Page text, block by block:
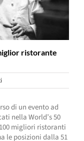
ristorante
di un evento ad
nella World’s 50
migliori ristoranti
le posizioni dalla 51